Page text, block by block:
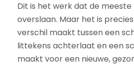
Dit is het werk dat de meeste
overslaan. Maar het is
verschil maakt tussen een
littekens achterlaat en een
maakt voor een nieuwe,